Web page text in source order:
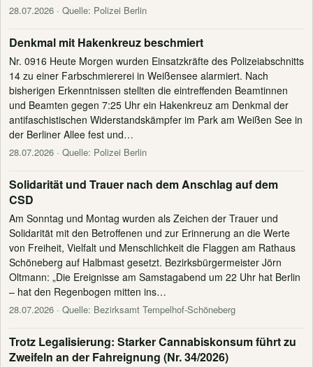
28.07.2026 · Quelle: Polizei Berlin
Denkmal mit Hakenkreuz beschmiert
Nr. 0916 Heute Morgen wurden Einsatzkräfte des Polizeiabschnitts
14 zu einer Farbschmiererei in Weißensee alarmiert. Nach
bisherigen Erkenntnissen stellten die eintreffenden Beamtinnen
und Beamten gegen 7:25 Uhr ein Hakenkreuz am Denkmal der
antifaschistischen Widerstandskämpfer im Park am Weißen See in
der Berliner Allee fest und…
28.07.2026 · Quelle: Polizei Berlin
Solidarität und Trauer nach dem Anschlag auf dem
CSD
Am Sonntag und Montag wurden als Zeichen der Trauer und
Solidarität mit den Betroffenen und zur Erinnerung an die Werte
von Freiheit, Vielfalt und Menschlichkeit die Flaggen am Rathaus
Schöneberg auf Halbmast gesetzt. Bezirksbürgermeister Jörn
Oltmann: „Die Ereignisse am Samstagabend um 22 Uhr hat Berlin
– hat den Regenbogen mitten ins…
28.07.2026 · Quelle: Bezirksamt Tempelhof-Schöneberg
Trotz Legalisierung: Starker Cannabiskonsum führt zu
Zweifeln an der Fahreignung (Nr. 34/2026)